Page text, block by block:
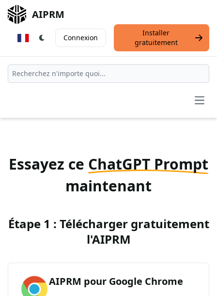
AIPRM
Connexion
Installer
gratuitement
Essayez ce ChatGPT Prompt
maintenant
Étape 1 : Télécharger gratuitement
l'AIPRM
AIPRM pour Google Chrome